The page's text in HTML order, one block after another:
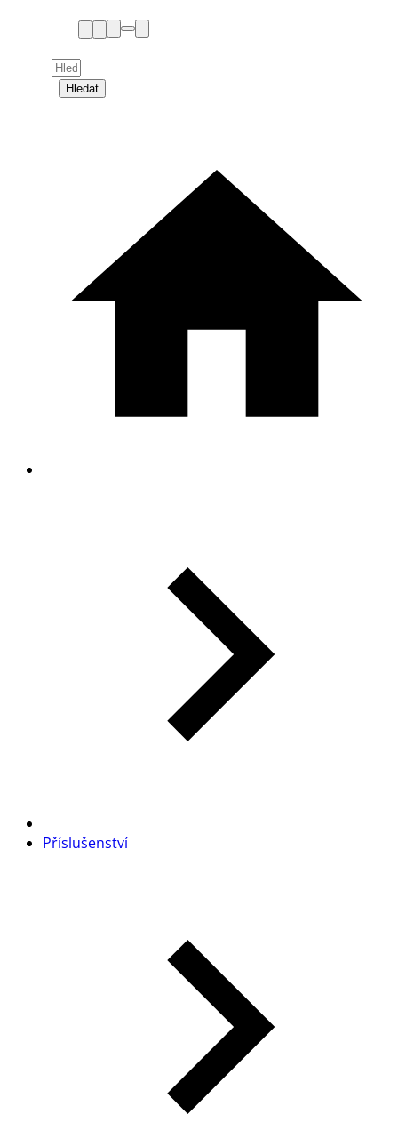
Hledat
Příslušenství